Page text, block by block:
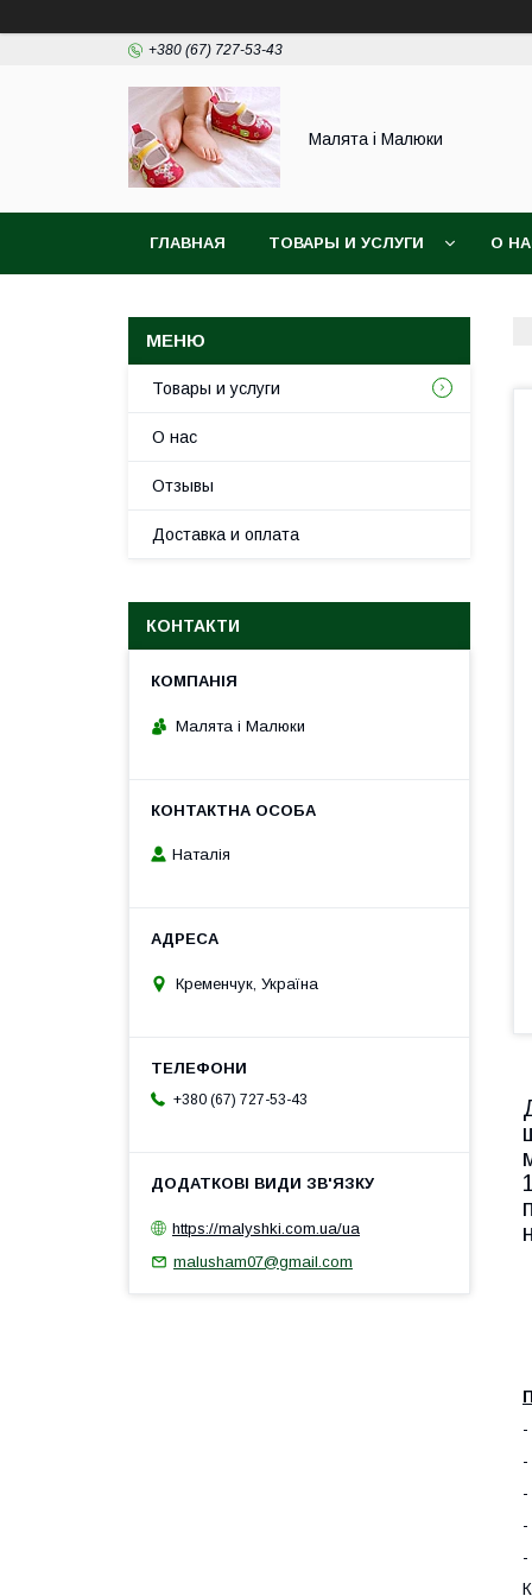
+380 (67) 727-53-43
Малята і Малюки
ГЛАВНАЯ ТОВАРЫ И УСЛУГИ О
-
-
-
-
-
Товары и услуги
О нас
Отзывы
Доставка и оплата
КОНТАКТИ
Малята і Малюки
Наталія
Кременчук, Україна
+380 (67) 727-53-43
https://malyshki.com.ua/ua
malusham07@gmail.com